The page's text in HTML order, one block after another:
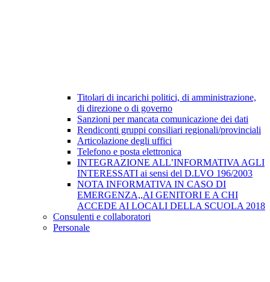
Titolari di incarichi politici, di amministrazione,
di direzione o di governo
Sanzioni per mancata comunicazione dei dati
Rendiconti gruppi consiliari regionali/provinciali
Articolazione degli uffici
Telefono e posta elettronica
INTEGRAZIONE ALL’INFORMATIVA AGLI
INTERESSATI ai sensi del D.LVO 196/2003
NOTA INFORMATIVA IN CASO DI
EMERGENZA,,AI GENITORI E A CHI
ACCEDE AI LOCALI DELLA SCUOLA 2018
Consulenti e collaboratori
Personale